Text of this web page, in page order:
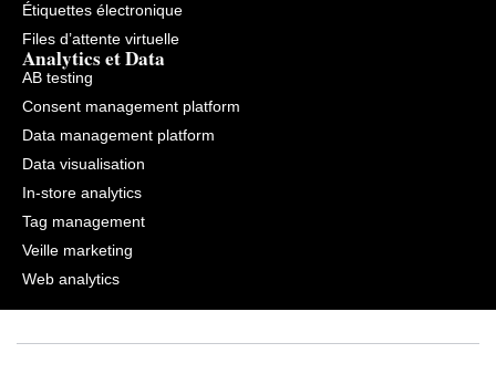
Étiquettes électronique
Files d’attente virtuelle
Analytics et Data
AB testing
Consent management platform
Data management platform
Data visualisation
In-store analytics
Tag management
Veille marketing
Web analytics